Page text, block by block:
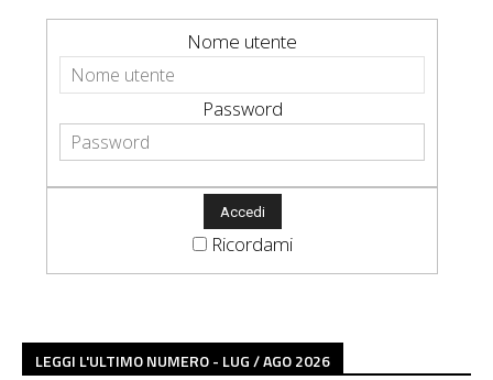
Nome utente
Password
Ricordami
LEGGI L'ULTIMO NUMERO - LUG / AGO 2026